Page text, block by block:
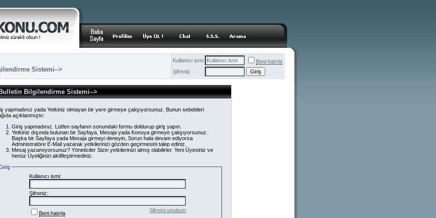
Sistemi-->
Kullanıcı ismi
Beni hatırla
Şifreniz
Bilgilendirme Sistemi-->
yapmadınız yada Yetkiniz olmayan bir yere girmeye çalışıyorsunuz. Bunun sebebleri
açıklanmıştır:
Giriş yapmadınız. Lütfen sayfanın sonundaki formu doldurup giriş yapın.
Yetkiniz dışında bulunan bir Sayfaya, Mesaja yada Konuya girmeye çalışıyorsunuz.
Başka bir Sayfaya yada Mesaja girmeyi deneyin, Sorun hala devam ediyorsa
Administratöre E-Mail yazarak yetkilerinizi gözden geçirmesini talep ediniz.
Mesaj yazamıyorsunuz? Yöneticiler Sizin yetkilerinizi almış olabilirler. Yeni Üyesiniz ve
henüz Üyeliğinizi aktifleştirmediniz.
Kullanıcı ismi:
Şifreniz:
Şifremi unuttum
Beni hatırla